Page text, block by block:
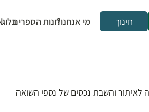
חינוך מי אנחנו?חנות הספריםבלוג
לאיתור והשבת נכסים של נספי השואה